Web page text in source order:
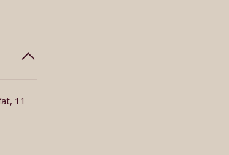
11